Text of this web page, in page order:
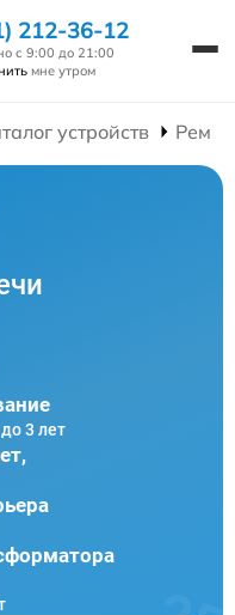
212-36-12
с 9:00 до 21:00
мне утром
устройств
3 лет